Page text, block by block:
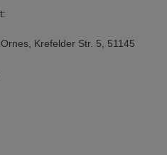
Krefelder Str. 5, 51145